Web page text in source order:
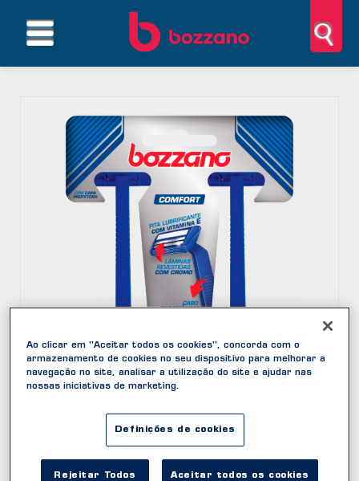
COMFORT
Lâmina de Barbear
Ao clicar em "Aceitar todos os cookies", concorda com o
armazenamento de cookies no seu dispositivo para melhorar a
navegação no site, analisar a utilização do site e ajudar nas
nossas iniciativas de marketing.
Definições de cookies
Rejeitar Todos Aceitar todos os cookies